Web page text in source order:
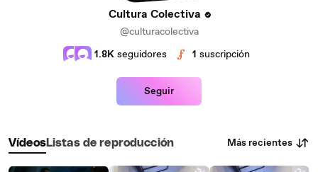
Cultura Colectiva
@culturacolectiva
1.8K seguidores 1 suscripción
Seguir
VídeosListas de reproducción Más recientes